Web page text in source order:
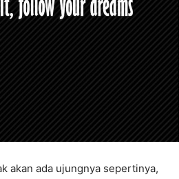
akan ada ujungnya sepertinya,